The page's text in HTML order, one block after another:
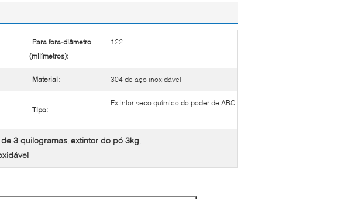
Para fora-diâmetro
(milímetros):
122
Material: 304 de aço inoxidável
Tipo:
Extintor seco químico do poder de ABC
3 quilogramas, extintor do pó 3kg,